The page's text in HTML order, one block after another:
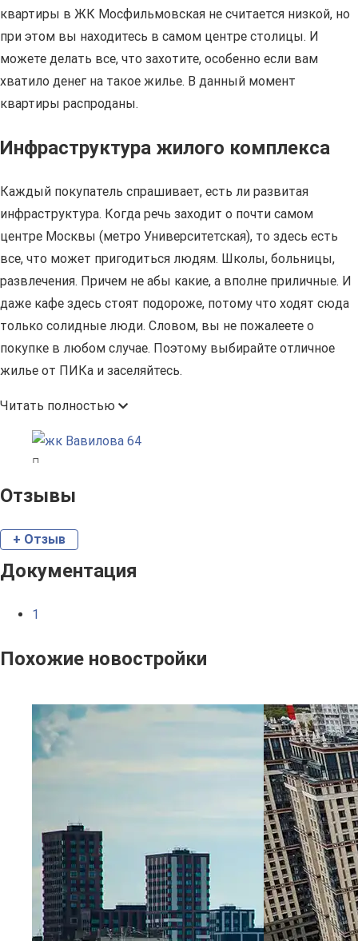
квартиры в ЖК Мосфильмовская не считается низкой, но
при этом вы находитесь в самом центре столицы. И
можете делать все, что захотите, особенно если вам
хватило денег на такое жилье. В данный момент
квартиры распроданы.
Инфраструктура жилого комплекса
Каждый покупатель спрашивает, есть ли развитая
инфраструктура. Когда речь заходит о почти самом
центре Москвы (метро Университетская), то здесь есть
все, что может пригодиться людям. Школы, больницы,
развлечения. Причем не абы какие, а вполне приличные. И
даже кафе здесь стоят подороже, потому что ходят сюда
только солидные люди. Словом, вы не пожалеете о
покупке в любом случае. Поэтому выбирайте отличное
жилье от ПИКа и заселяйтесь.
Читать полностью
Отзывы
+ Отзыв
Документация
1
Похожие новостройки